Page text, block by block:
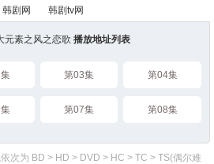
韩剧网 韩剧tv网
元素之风之恋歌 播放地址列表
第03集 第04集
第07集 第08集
次为 BD > HD > DVD > HC > TC > TS(偶尔难